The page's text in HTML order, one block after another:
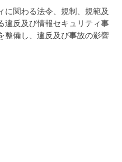
に関わる法令、規制、規範及
違反及び情報セキュリティ事
整備し、違反及び事故の影響